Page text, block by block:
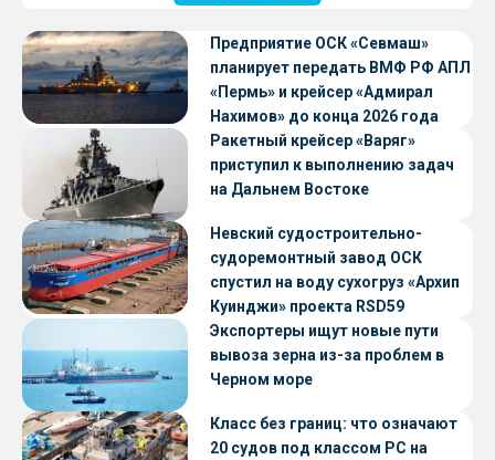
Предприятие ОСК «Севмаш»
планирует передать ВМФ РФ АПЛ
«Пермь» и крейсер «Адмирал
Нахимов» до конца 2026 года
Ракетный крейсер «Варяг»
приступил к выполнению задач
на Дальнем Востоке
Невский судостроительно-
судоремонтный завод ОСК
спустил на воду сухогруз «Архип
Куинджи» проекта RSD59
Экспортеры ищут новые пути
вывоза зерна из-за проблем в
Черном море
Класс без границ: что означают
20 судов под классом РС на